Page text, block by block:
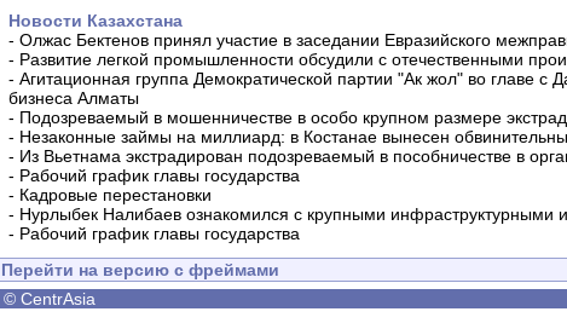
Новости Казахстана
- Олжас Бектенов принял участие в заседании Евразийского
- Развитие легкой промышленности обсудили с отечественными
- Агитационная группа Демократической партии "Ак жол" во главе с
бизнеса Алматы
- Подозреваемый в мошенничестве в особо крупном размере
- Незаконные займы на миллиард: в Костанае вынесен
- Из Вьетнама экстрадирован подозреваемый в пособничестве в
- Рабочий график главы государства
- Кадровые перестановки
- Нурлыбек Налибаев ознакомился с крупными инфраструктурными
- Рабочий график главы государства
Перейти на версию с фреймами
© CentrAsia